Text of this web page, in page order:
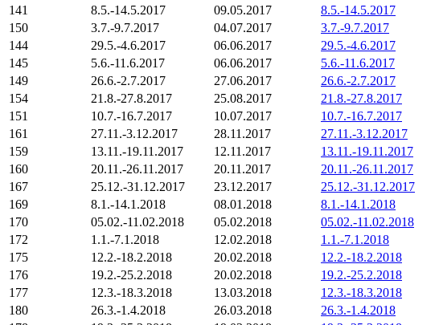
141
8.5.-14.5.2017 09.05.2017
8.5.-14.5.2017
150
3.7.-9.7.2017 04.07.2017
3.7.-9.7.2017
144
29.5.-4.6.2017 06.06.2017
29.5.-4.6.2017
145
5.6.-11.6.2017 06.06.2017
5.6.-11.6.2017
149
26.6.-2.7.2017 27.06.2017
26.6.-2.7.2017
154
21.8.-27.8.2017 25.08.2017
21.8.-27.8.2017
151
10.7.-16.7.2017 10.07.2017
10.7.-16.7.2017
161
27.11.-3.12.2017 28.11.2017
27.11.-3.12.2017
159
13.11.-19.11.2017 12.11.2017
13.11.-19.11.2017
160
20.11.-26.11.2017 20.11.2017
20.11.-26.11.2017
167
25.12.-31.12.2017 23.12.2017
25.12.-31.12.2017
169
8.1.-14.1.2018 08.01.2018
8.1.-14.1.2018
170
05.02.-11.02.2018 05.02.2018
05.02.-11.02.2018
172
1.1.-7.1.2018 12.02.2018
1.1.-7.1.2018
175
12.2.-18.2.2018 20.02.2018
12.2.-18.2.2018
176
19.2.-25.2.2018 20.02.2018
19.2.-25.2.2018
177
12.3.-18.3.2018 13.03.2018
12.3.-18.3.2018
180
26.3.-1.4.2018 26.03.2018
26.3.-1.4.2018